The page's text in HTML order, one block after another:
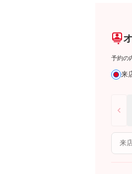
予約の
来